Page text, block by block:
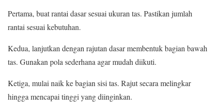
Pertama, buat rantai dasar sesuai ukuran tas. Pastikan jumlah
rantai sesuai kebutuhan.
Kedua, lanjutkan dengan rajutan dasar membentuk bagian bawah
tas. Gunakan pola sederhana agar mudah diikuti.
Ketiga, mulai naik ke bagian sisi tas. Rajut secara melingkar
hingga mencapai tinggi yang diinginkan.